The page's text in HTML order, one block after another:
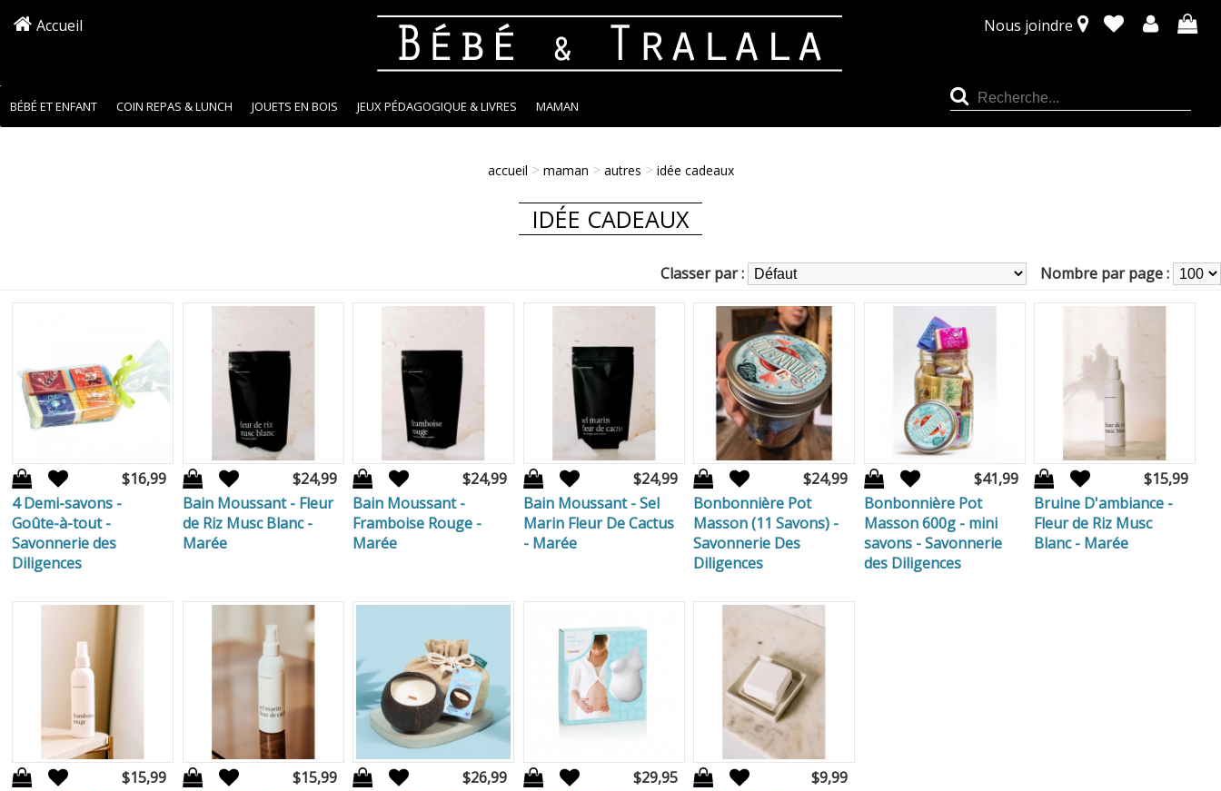
Accueil Nous joindre
BÉBÉ ET ENFANT COIN REPAS & LUNCH JOUETS EN BOIS JEUX PÉDAGOGIQUE & LIVRES MAMAN
accueil > maman > autres > idée cadeaux
IDÉE CADEAUX
Nombre par page :
Classer par :
$16,99
4 Demi-savons -
Goûte-à-tout -
Savonnerie des
Diligences
$24,99
Bain Moussant - Fleur
de Riz Musc Blanc -
Marée
$24,99
Bain Moussant -
Framboise Rouge -
Marée
$24,99
Bain Moussant - Sel
Marin Fleur De Cactus
- Marée
$24,99
Bonbonnière Pot
Masson (11 Savons) -
Savonnerie Des
Diligences
$41,99
Bonbonnière Pot
Masson 600g - mini
savons - Savonnerie
des Diligences
$15,99
Bruine D'ambiance -
Fleur de Riz Musc
Blanc - Marée
$15,99
$15,99
$26,99
$29,95
$9,99